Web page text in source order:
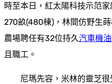
時至本日，紅太陽科技示范
270畝(480棟)，林間仿野生
農場聘任有32位持久汽車機
且職工。
尼瑪先容，米林的靈芝